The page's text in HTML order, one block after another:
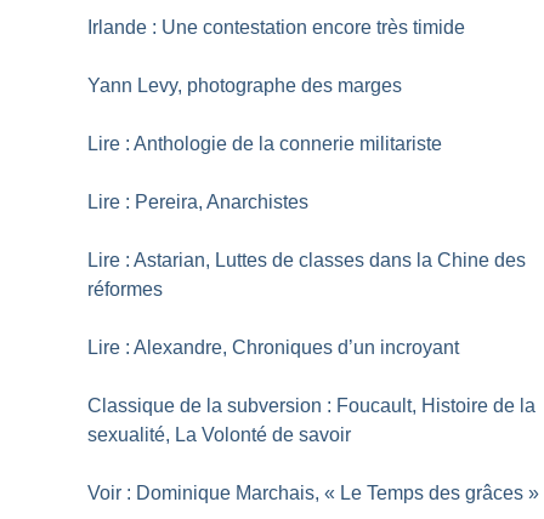
Irlande : Une contestation encore très timide
Yann Levy, photographe des marges
Lire : Anthologie de la connerie militariste
Lire : Pereira, Anarchistes
Lire : Astarian, Luttes de classes dans la Chine des
réformes
Lire : Alexandre, Chroniques d’un incroyant
Classique de la subversion : Foucault, Histoire de la
sexualité, La Volonté de savoir
Voir : Dominique Marchais, « Le Temps des grâces »